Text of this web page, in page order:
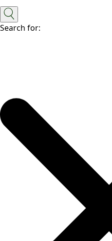
Search for: